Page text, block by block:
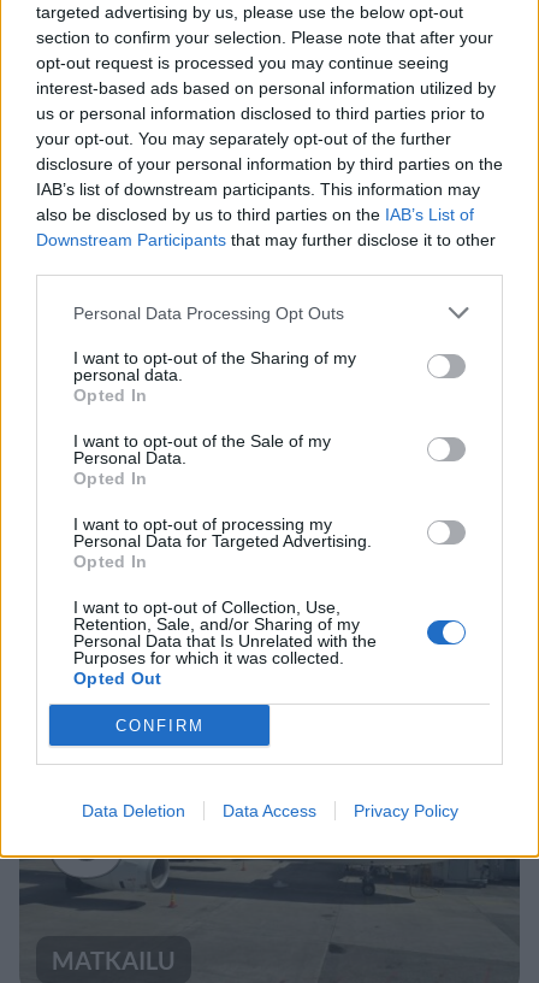
targeted advertising by us, please use the below opt-out
section to confirm your selection. Please note that after your
opt-out request is processed you may continue seeing
interest-based ads based on personal information utilized by
us or personal information disclosed to third parties prior to
your opt-out. You may separately opt-out of the further
disclosure of your personal information by third parties on the
IAB’s list of downstream participants. This information may
also be disclosed by us to third parties on the IAB’s List of
Downstream Participants that may further disclose it to other
Personal Data Processing Opt Outs
I want to opt-out of the Sharing of my
personal data.
Opted In
I want to opt-out of the Sale of my
Personal Data.
Opted In
I want to opt-out of processing my
Personal Data for Targeted Advertising.
Opted In
I want to opt-out of Collection, Use,
Retention, Sale, and/or Sharing of my
Personal Data that Is Unrelated with the
Purposes for which it was collected.
Opted Out
CONFIRM
Data Deletion Data Access Privacy Policy
UUTISET
Leskeneläke ei kuulu kaikille –
Kela muistuttaa tärkeästä
ikärajasta
2
VIIHDEUUTISET
marraskuulle – tältä näyttää
syksyn sää
3
MATKAILU